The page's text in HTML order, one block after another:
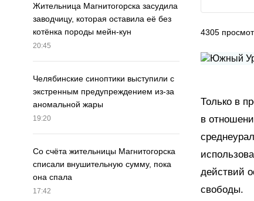
Жительница Магнитогорска засудила
заводчицу, которая оставила её без
котёнка породы мейн-кун
20:45
Челябинские синоптики выступили с
экстренным предупреждением из-за
аномальной жары
19:20
Со счёта жительницы Магнитогорска
списали внушительную сумму, пока
она спала
17:42
4305
Только в
в
действий
свободы.